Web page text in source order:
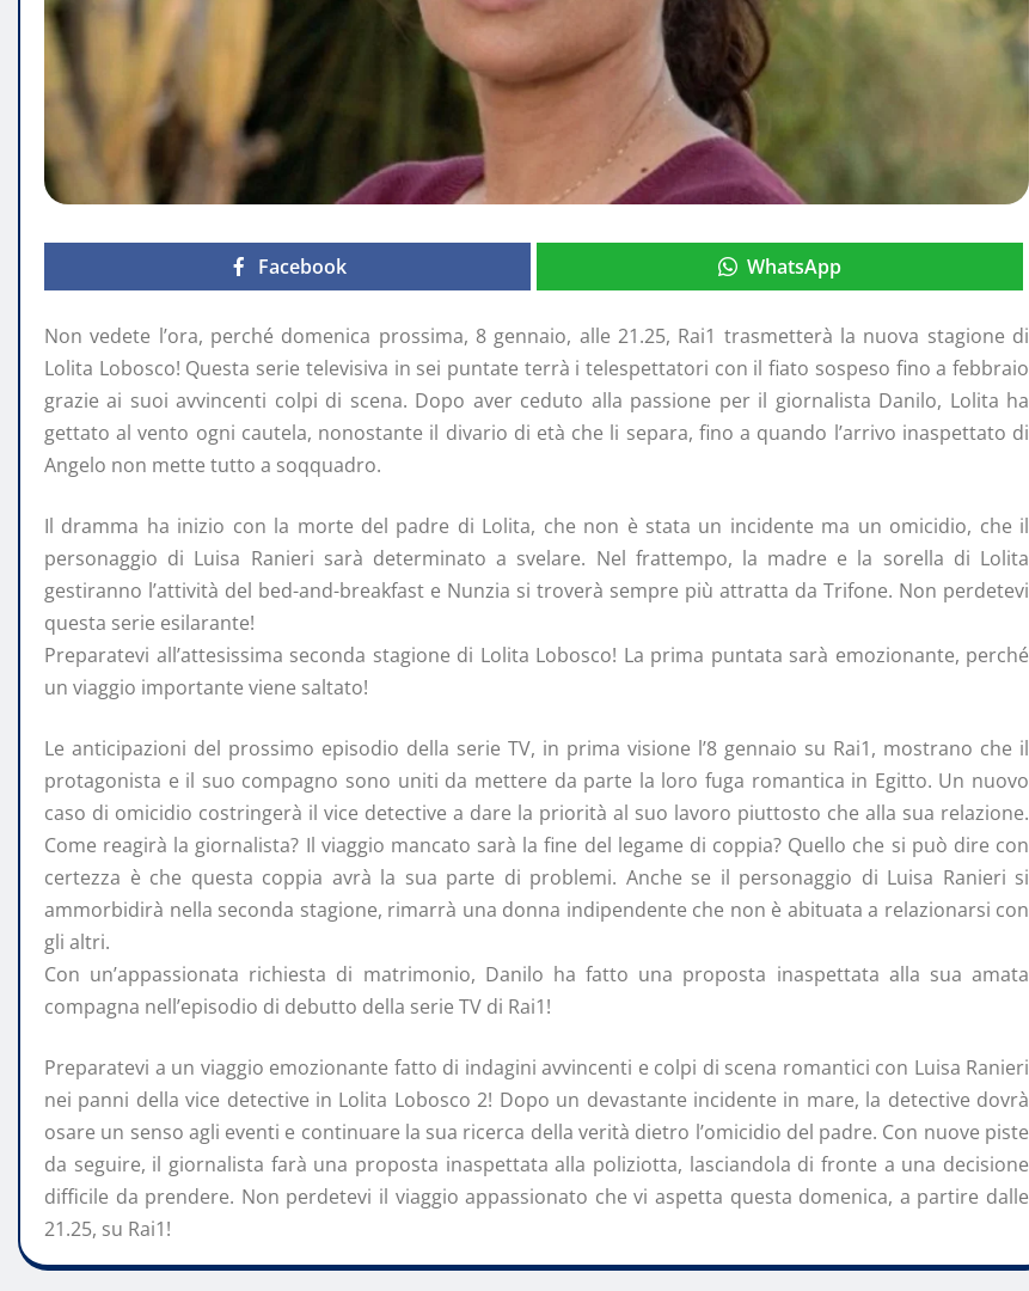
Facebook WhatsApp
Non vedete l’ora, perché domenica prossima, 8 gennaio, alle 21.25, Rai1 trasmetterà la nuova stagione di
Lolita Lobosco! Questa serie televisiva in sei puntate terrà i telespettatori con il fiato sospeso fino a febbraio
grazie ai suoi avvincenti colpi di scena. Dopo aver ceduto alla passione per il giornalista Danilo, Lolita ha
gettato al vento ogni cautela, nonostante il divario di età che li separa, fino a quando l’arrivo inaspettato di
Angelo non mette tutto a soqquadro.
Il dramma ha inizio con la morte del padre di Lolita, che non è stata un incidente ma un omicidio, che il
personaggio di Luisa Ranieri sarà determinato a svelare. Nel frattempo, la madre e la sorella di Lolita
gestiranno l’attività del bed-and-breakfast e Nunzia si troverà sempre più attratta da Trifone. Non perdetevi
questa serie esilarante!
Preparatevi all’attesissima seconda stagione di Lolita Lobosco! La prima puntata sarà emozionante, perché
un viaggio importante viene saltato!
Le anticipazioni del prossimo episodio della serie TV, in prima visione l’8 gennaio su Rai1, mostrano che il
protagonista e il suo compagno sono uniti da mettere da parte la loro fuga romantica in Egitto. Un nuovo
caso di omicidio costringerà il vice detective a dare la priorità al suo lavoro piuttosto che alla sua relazione.
Come reagirà la giornalista? Il viaggio mancato sarà la fine del legame di coppia? Quello che si può dire con
certezza è che questa coppia avrà la sua parte di problemi. Anche se il personaggio di Luisa Ranieri si
ammorbidirà nella seconda stagione, rimarrà una donna indipendente che non è abituata a relazionarsi con
gli altri.
Con un’appassionata richiesta di matrimonio, Danilo ha fatto una proposta inaspettata alla sua amata
compagna nell’episodio di debutto della serie TV di Rai1!
Preparatevi a un viaggio emozionante fatto di indagini avvincenti e colpi di scena romantici con Luisa Ranieri
nei panni della vice detective in Lolita Lobosco 2! Dopo un devastante incidente in mare, la detective dovrà
osare un senso agli eventi e continuare la sua ricerca della verità dietro l’omicidio del padre. Con nuove piste
da seguire, il giornalista farà una proposta inaspettata alla poliziotta, lasciandola di fronte a una decisione
difficile da prendere. Non perdetevi il viaggio appassionato che vi aspetta questa domenica, a partire dalle
21.25, su Rai1!